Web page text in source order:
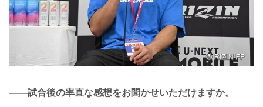
——試合後の率直な感想をお聞かせいただけますか。